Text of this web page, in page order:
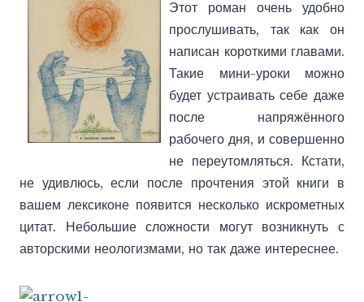
Этот роман очень удобно
прослушивать, так как он
написан короткими главами.
Такие мини-уроки можно
будет устраивать себе даже
после напряжённого
рабочего дня, и совершенно
не переутомляться. Кстати,
не удивлюсь, если после прочтения этой книги в
вашем лексиконе появится несколько искрометных
цитат. Небольшие сложности могут возникнуть с
авторскими неологизмами, но так даже интереснее.